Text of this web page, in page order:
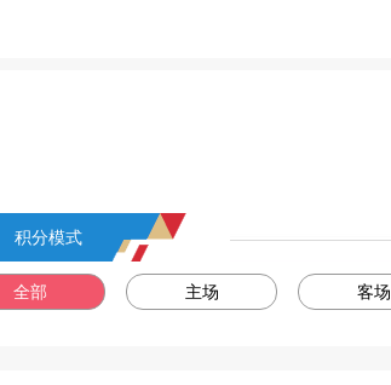
积分模式
全部 主场 客场